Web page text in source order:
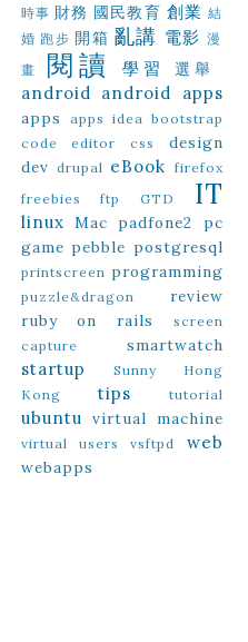
時事 財務 國民教育 創業 結
婚 跑步 開箱 亂講 電影 漫
畫
閱讀 學習 選舉
android android apps
apps apps idea bootstrap
code editor
css
design
dev drupal eBook firefox
freebies
ftp GTD IT
linux Mac padfone2
pc
game pebble postgresql
printscreen programming
puzzle&dragon
review
ruby on rails
screen
capture
smartwatch
startup
Sunny Hong
Kong
tips tutorial
ubuntu virtual machine
virtual users vsftpd web
webapps